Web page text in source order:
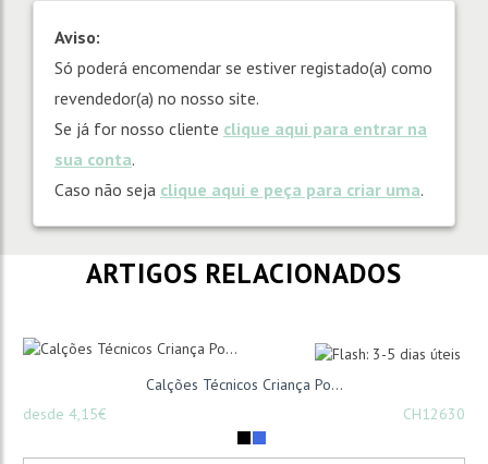
Aviso:
Só poderá encomendar se estiver registado(a) como
revendedor(a) no nosso site.
Se já for nosso cliente clique aqui para entrar na
sua conta.
Caso não seja clique aqui e peça para criar uma.
ARTIGOS RELACIONADOS
Calções Técnicos Criança Po...
desde 4,15€
CH12630